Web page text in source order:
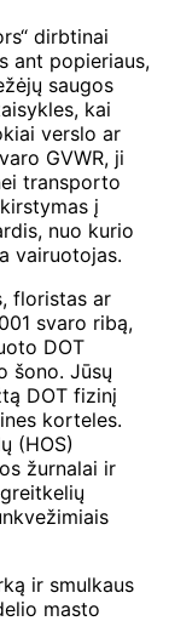
dirbtinai
ant popieriaus,
saugos
kai
verslo ar
GVWR, ji
transporto
į
nuo kurio
vairuotojas.
floristas ar
svaro ribą,
DOT
šono. Jūsų
DOT fizinį
korteles.
(HOS)
žurnalai ir
ir smulkaus
masto